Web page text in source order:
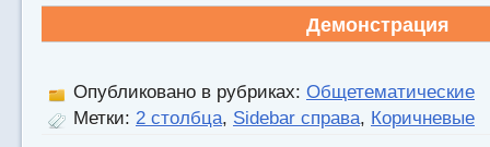
Демонстрация
Опубликовано в рубриках: Общетематические
Метки: 2 столбца, Sidebar справа, Коричневые